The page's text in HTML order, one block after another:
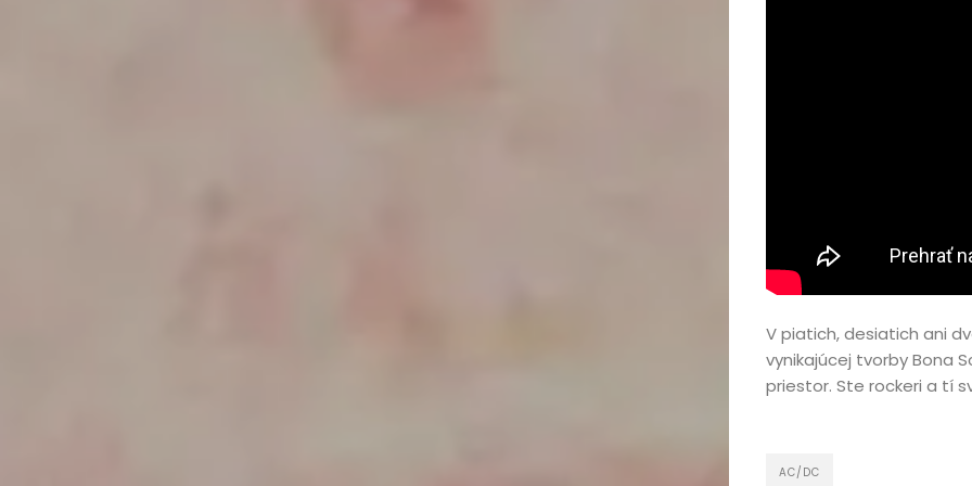
V piatich, desiatich ani
vynikajúcej tvorby Bona
priestor. Ste rockeri a tí
AC/DC